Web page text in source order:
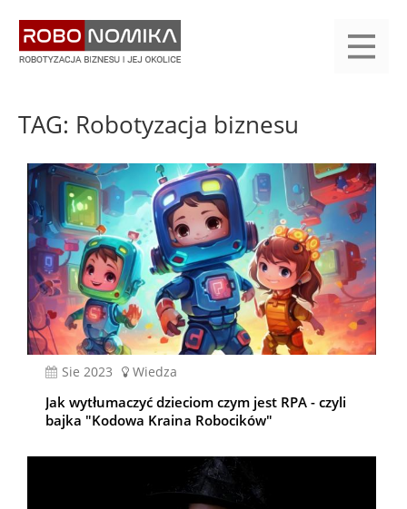
treści
yasne
main
menu
TAG: Robotyzacja biznesu
sie 2023 Wiedza
Jak wytłumaczyć dzieciom czym jest RPA - czyli
bajka "Kodowa Kraina Robocików"